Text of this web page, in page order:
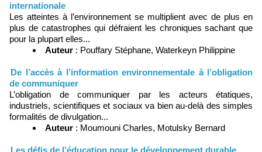
internationale
Les atteintes à l’environnement se multiplient avec de plus en
plus de catastrophes qui défraient les chroniques sachant que
pour la plupart elles...
Auteur : Pouffary Stéphane, Waterkeyn Philippine
De l’accès à l’information environnementale à l’obligation
de communiquer
L’obligation de communiquer par les acteurs étatiques,
industriels, scientifiques et sociaux va bien au-delà des simples
formalités de divulgation...
Auteur : Moumouni Charles, Motulsky Bernard
Les défis de l’éducation pour le développement durable